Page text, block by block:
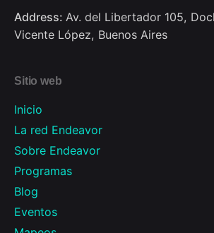
Address: Av. del Libertador 105,
Vicente López, Buenos Aires
Sitio web
Inicio
La red Endeavor
Sobre Endeavor
Programas
Blog
Eventos